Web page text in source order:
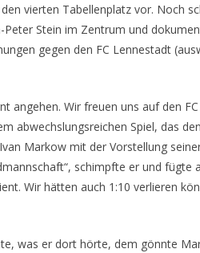
vierten Tabellenplatz vor. Noch
Stein im Zentrum und
gegen den FC Lennestadt
angehen. Wir freuen uns auf den
abwechslungsreichen Spiel, das
Markow mit der Vorstellung
schimpfte er und fügte
Wir hätten auch 1:10 verlieren
was er dort hörte, dem gönnte